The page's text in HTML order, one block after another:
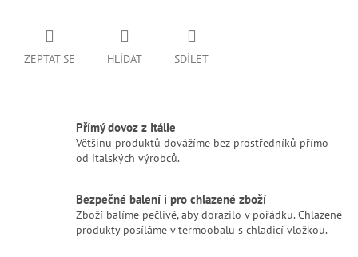
ZEPTAT SE HLÍDAT SDÍLET
Přímý dovoz z Itálie
Většinu produktů dovážíme bez prostředníků přímo
od italských výrobců.
Bezpečné balení i pro chlazené zboží
Zboží balíme pečlivě, aby dorazilo v pořádku. Chlazené
produkty posíláme v termoobalu s chladicí vložkou.